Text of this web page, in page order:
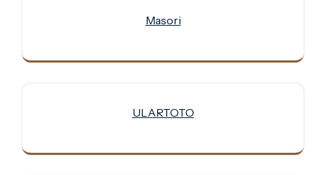
Masori
ULARTOTO